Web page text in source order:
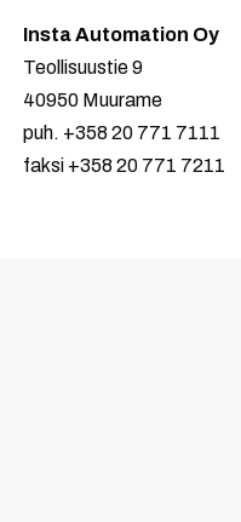
Insta Automation Oy
Teollisuustie 9
40950 Muurame
puh. +358 20 771 7111
faksi +358 20 771 7211